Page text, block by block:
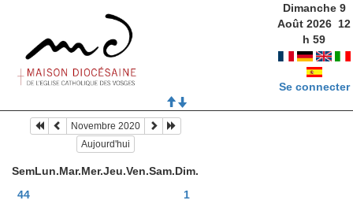
Dimanche 9
Août 2026 12
h59
Se connecter
Novembre 2020
Aujourd'hui
SemLun.Mar.Mer.Jeu.Ven.Sam.Dim.
44
1